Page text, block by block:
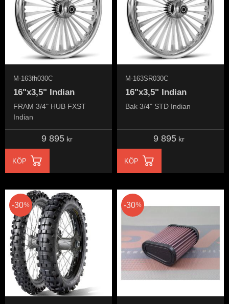
16"x3,5" Indian
FRAM 3/4" HUB FXST
Indian
M-163fh030C
9 895kr
KÖP
16"x3,5" Indian
Bak 3/4" STD Indian
M-163SR030C
9 895kr
KÖP
30% 30%